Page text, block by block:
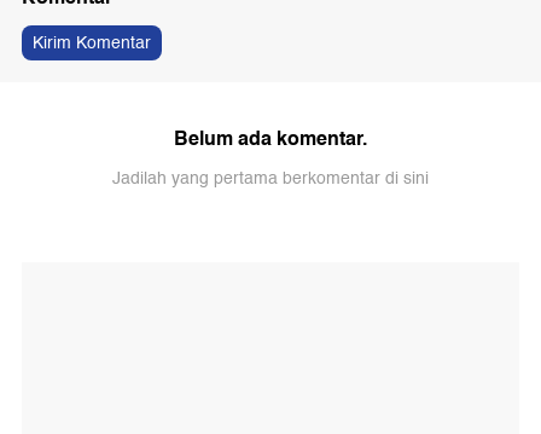
Kirim Komentar
Belum ada komentar.
Jadilah yang pertama berkomentar di sini